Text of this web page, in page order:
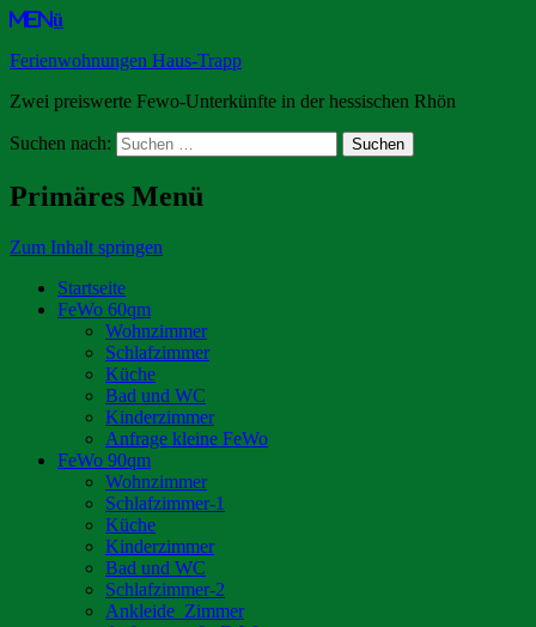
Menü
Ferienwohnungen Haus-Trapp
Zwei preiswerte Fewo-Unterkünfte in der hessischen Rhön
Suchen nach:
Primäres Menü
Zum Inhalt springen
Startseite
FeWo 60qm
Wohnzimmer
Schlafzimmer
Küche
Bad und WC
Kinderzimmer
Anfrage kleine FeWo
FeWo 90qm
Wohnzimmer
Schlafzimmer-1
Küche
Kinderzimmer
Bad und WC
Schlafzimmer-2
Ankleide_Zimmer